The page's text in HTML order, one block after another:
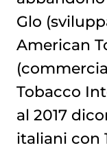
Glo
American
Tobacco
al 2017
italiani con